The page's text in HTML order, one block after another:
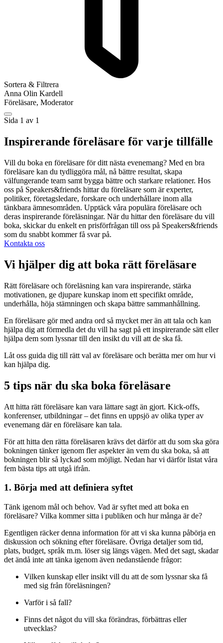
Sortera & Filtrera
Anna Olin Kardell
Föreläsare, Moderator
Sida 1 av 1
Inspirerande föreläsare för varje tillfälle
Vill du boka en föreläsare för ditt nästa evenemang? Med en bra
föreläsare kan du tydliggöra mål, nå bättre resultat, skapa
välfungerande team samt bygga bättre och starkare relationer. Hos
oss på Speakers&friends hittar du föreläsare som är experter,
politiker, företagsledare, forskare och underhållare inom alla
tänkbara ämnesområden. Upptäck våra populära föreläsare och
deras inspirerande föreläsningar. När du hittar den föreläsare du vill
boka, skickar du enkelt en prisförfrågan till oss på Speakers&friends
som du snabbt kommer få svar på.
Kontakta oss
Vi hjälper dig att boka rätt föreläsare
Rätt föreläsare och föreläsning kan vara inspirerande, stärka
motivationen, ge djupare kunskap inom ett specifikt område,
underhålla, höja stämningen och skapa bättre sammanhållning.
En föreläsare gör med andra ord så mycket mer än att tala och kan
hjälpa dig att förmedla det du vill ha sagt på ett inspirerande sätt eller
hjälpa dem som lyssnar till den insikt du vill att de ska få.
Låt oss guida dig till rätt val av föreläsare och berätta mer om hur vi
kan hjälpa dig.
5 tips när du ska boka föreläsare
Att hitta rätt föreläsare kan vara lättare sagt än gjort. Kick-offs,
konferenser, utbildningar – det finns en uppsjö av olika typer av
evenemang där en föreläsare kan tala.
För att hitta den rätta föreläsaren krävs det därför att du som ska göra
bokningen tänker igenom fler aspekter än vem du ska boka, så att
bokningen blir så lyckad som möjligt. Nedan har vi därför listat våra
fem bästa tips att utgå ifrån.
1. Börja med att definiera syftet
Tänk igenom mål och behov. Vad är syftet med att boka en
föreläsare? Vilka kommer sitta i publiken och hur många är de?
Egentligen räcker denna information för att vi ska kunna påbörja en
diskussion och sökning efter föreläsare. Övriga detaljer som tid,
plats, budget, språk m.m. löser sig längs vägen. Med det sagt, skadar
det ändå inte att tänka igenom även nedanstående frågor:
Vilken kunskap eller insikt vill du att de som lyssnar ska få
med sig från föreläsningen?
Varför i så fall?
Finns det något du vill ska förändras, förbättras eller
utvecklas?